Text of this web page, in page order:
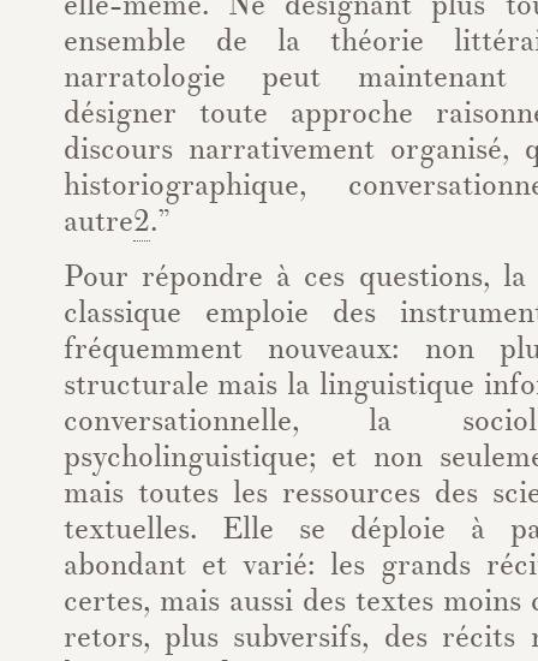
ensemble de la théorie
narratologie peut maintenant
désigner toute approche
discours narrativement organisé,
historiographique,
autre2.”
Pour répondre à ces questions,
classique emploie des
fréquemment nouveaux: non
structurale mais la linguistique
conversationnelle, la
psycholinguistique; et non
mais toutes les ressources des
textuelles. Elle se déploie à
abondant et varié: les grands
certes, mais aussi des textes moins
retors, plus subversifs, des